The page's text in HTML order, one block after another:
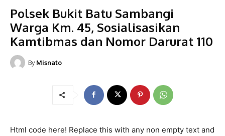
Polsek Bukit Batu Sambangi
Warga Km. 45, Sosialisasikan
Kamtibmas dan Nomor Darurat 110
By Misnato
Html code here! Replace this with any non empty text and